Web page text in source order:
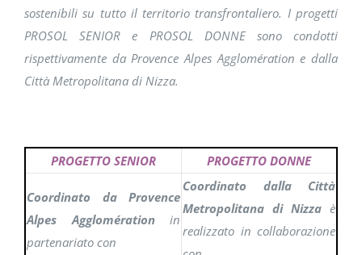
sostenibili su tutto il territorio transfrontaliero. I progetti
PROSOL SENIOR e PROSOL DONNE sono condotti
rispettivamente da Provence Alpes Agglomération e dalla
Città Metropolitana di Nizza.
PROGETTO SENIOR PROGETTO DONNE
Coordinato da Provence
Alpes Agglomérationin
partenariato con
Coordinato dalla Città
Metropolitana di Nizza è
realizzato in collaborazione